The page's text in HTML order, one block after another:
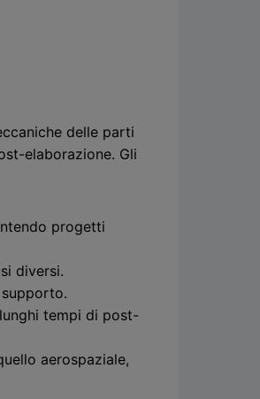
delle parti
elaborazione. Gli
progetti
diversi.
tempi di post-
aerospaziale,